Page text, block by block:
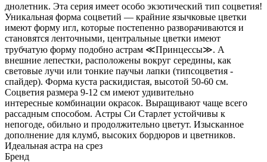
днолетник. Эта серия имеет особо экзотический тип соцветия!
Уникальная форма соцветий — крайние язычковые цветки
имеют форму игл, которые постепенно разворачиваются и
становятся ленточными, центральные цветки имеют
трубчатую форму подобно астрам ≪Принцессы≫. А
внешние лепестки, расположены вокруг середины, как
световые лучи или тонкие паучьи лапки (типсоцветия -
спайдер). Форма куста раскидистая, высотой 50-60 см.
Соцветия размера 9-12 см имеют удивительно
интересные комбинации окрасок. Выращивают чаще всего
рассадным способом. Астры Си Старлет устойчивы к
непогоде, обильно и продолжительно цветут. Изысканное
дополнение для клумб, высоких бордюров и цветников.
Идеальная астра на срез
Бренд